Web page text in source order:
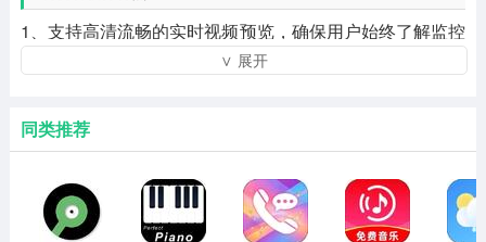
1、支持高清流畅的实时视频预览，确保用户始终了解监控
户的存储需求。
3、具有运动检测、声音检测等智能报警功能。可以立即将
通知推送到用户的手机上。
∨ 展开
同类推荐